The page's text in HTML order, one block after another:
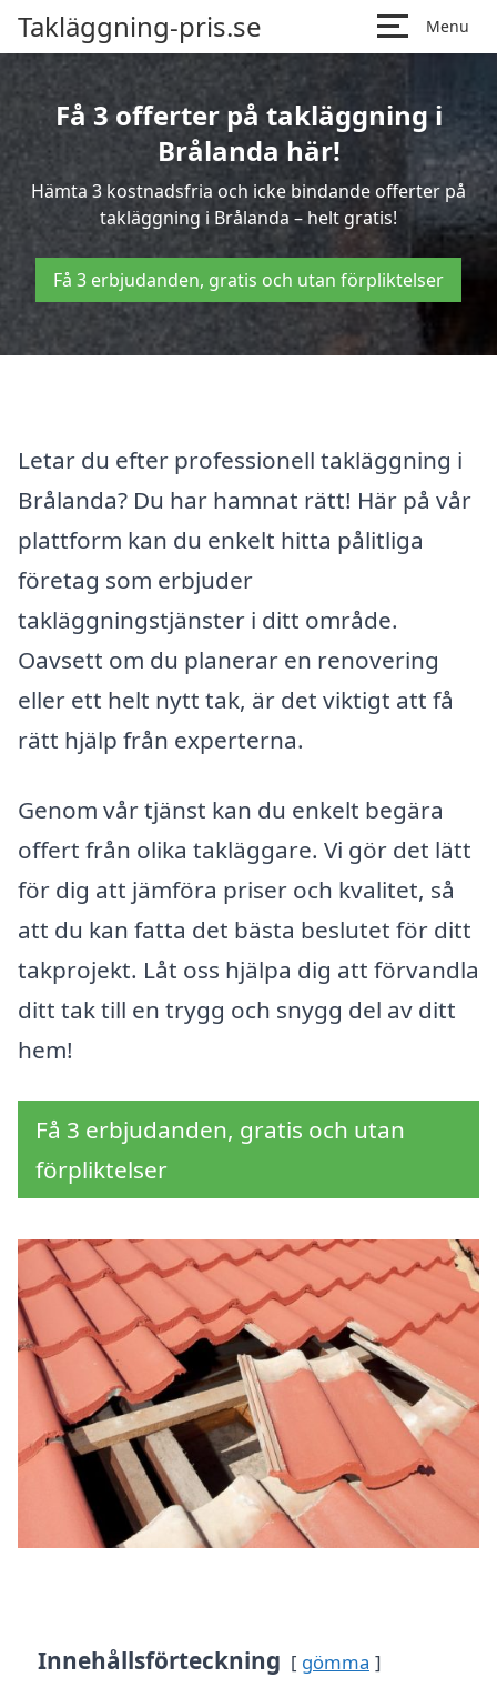
Takläggning-pris.se Menu
Få 3 offerter på takläggning i
Brålanda här!
Hämta 3 kostnadsfria och icke bindande offerter på
takläggning i Brålanda – helt gratis!
Få 3 erbjudanden, gratis och utan förpliktelser
Letar du efter professionell takläggning i
Brålanda? Du har hamnat rätt! Här på vår
plattform kan du enkelt hitta pålitliga
företag som erbjuder
takläggningstjänster i ditt område.
Oavsett om du planerar en renovering
eller ett helt nytt tak, är det viktigt att få
rätt hjälp från experterna.
Genom vår tjänst kan du enkelt begära
offert från olika takläggare. Vi gör det lätt
för dig att jämföra priser och kvalitet, så
att du kan fatta det bästa beslutet för ditt
takprojekt. Låt oss hjälpa dig att förvandla
ditt tak till en trygg och snygg del av ditt
hem!
Få 3 erbjudanden, gratis och utan
förpliktelser
Innehållsförteckning gömma